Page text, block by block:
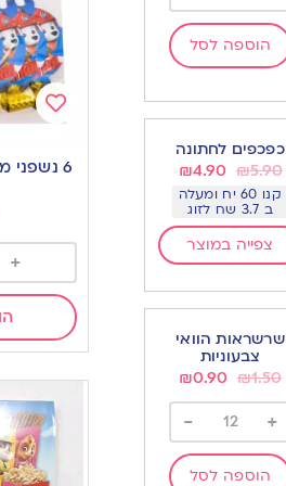
הוספה לסל
כפכפים לחתונה
₪5.90
₪4.90
קנו 60 יח ומעלה
ב 3.7 שח לזוג
צפייה במוצר
שרשראות הוואי
צבעוניות
₪1.50
₪0.90
+
-
הוספה לסל
to
wishlist
6 נשפני מפרץ ההרפתקאות
+